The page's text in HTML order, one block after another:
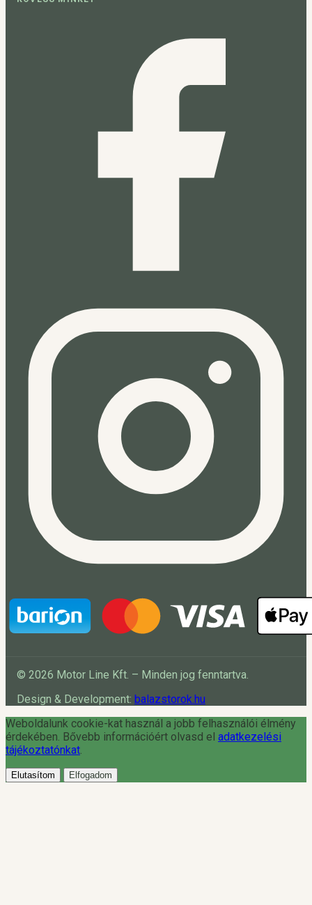
© 2026 Motor Line Kft. – Minden jog fenntartva.
Design & Development: balazstorok.hu
Weboldalunk cookie-kat használ a jobb felhasználói élmény
érdekében. Bővebb információért olvasd el adatkezelési
tájékoztatónkat
Elutasítom Elfogadom